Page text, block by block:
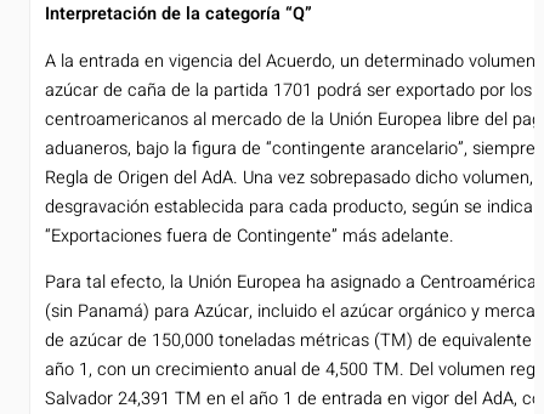
Interpretación de la categoría “Q”
A la entrada en vigencia del Acuerdo, un determinado
azúcar de caña de la partida 1701 podrá ser exportado por los
centroamericanos al mercado de la Unión Europea libre del
aduaneros, bajo la figura de “contingente arancelario”,
Regla de Origen del AdA. Una vez sobrepasado dicho
desgravación establecida para cada producto, según se indica
“Exportaciones fuera de Contingente” más adelante.
Para tal efecto, la Unión Europea ha asignado a
(sin Panamá) para Azúcar, incluido el azúcar orgánico y
de azúcar de 150,000 toneladas métricas (TM) de equivalente
año 1, con un crecimiento anual de 4,500 TM. Del volumen
Salvador 24,391 TM en el año 1 de entrada en vigor del AdA,